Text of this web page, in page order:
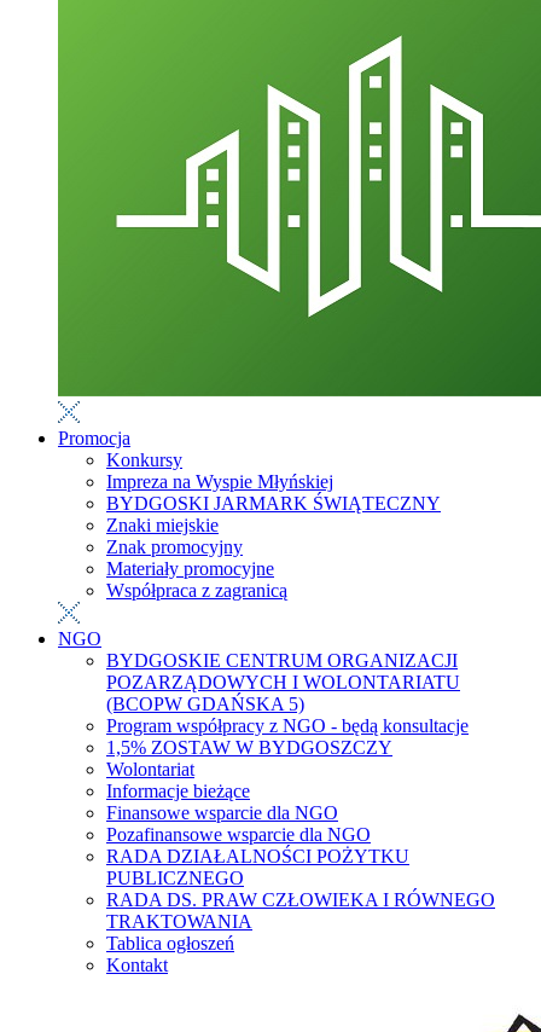
Promocja
Konkursy
Impreza na Wyspie Młyńskiej
BYDGOSKI JARMARK ŚWIĄTECZNY
Znaki miejskie
Znak promocyjny
Materiały promocyjne
Współpraca z zagranicą
NGO
BYDGOSKIE CENTRUM ORGANIZACJI
POZARZĄDOWYCH I WOLONTARIATU
(BCOPW GDAŃSKA 5)
Program współpracy z NGO - będą konsultacje
1,5% ZOSTAW W BYDGOSZCZY
Wolontariat
Informacje bieżące
Finansowe wsparcie dla NGO
Pozafinansowe wsparcie dla NGO
RADA DZIAŁALNOŚCI POŻYTKU
PUBLICZNEGO
RADA DS. PRAW CZŁOWIEKA I RÓWNEGO
TRAKTOWANIA
Tablica ogłoszeń
Kontakt